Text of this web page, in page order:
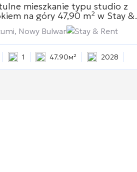
mieszkanie typu studio z
na góry 47,90 m² wStay &
Nowy Bulwar Stay & Rent
1 47.90м² 2028